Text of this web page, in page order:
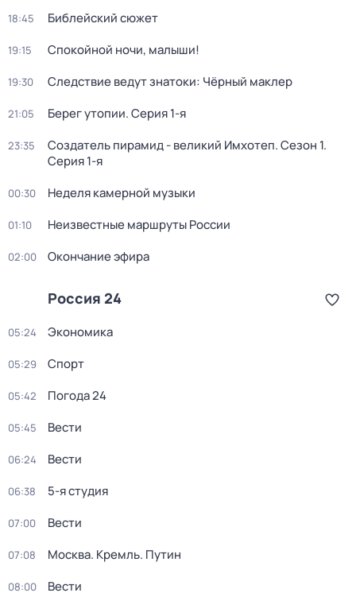
18:45 Библейский сюжет
19:15 Спокойной ночи, малыши!
19:30 Следствие ведут знатоки: Чёрный маклер
21:05 Берег утопии. Серия 1-я
23:35 Создатель пирамид - великий Имхотеп. Сезон 1.
Серия 1-я
00:30 Неделя камерной музыки
01:10 Неизвестные маршруты России
02:00 Окончание эфира
Россия 24
05:24 Экономика
05:29 Спорт
05:42 Погода 24
05:45 Вести
06:24 Вести
06:38 5-я студия
07:00 Вести
07:08 Москва. Кремль. Путин
08:00 Вести